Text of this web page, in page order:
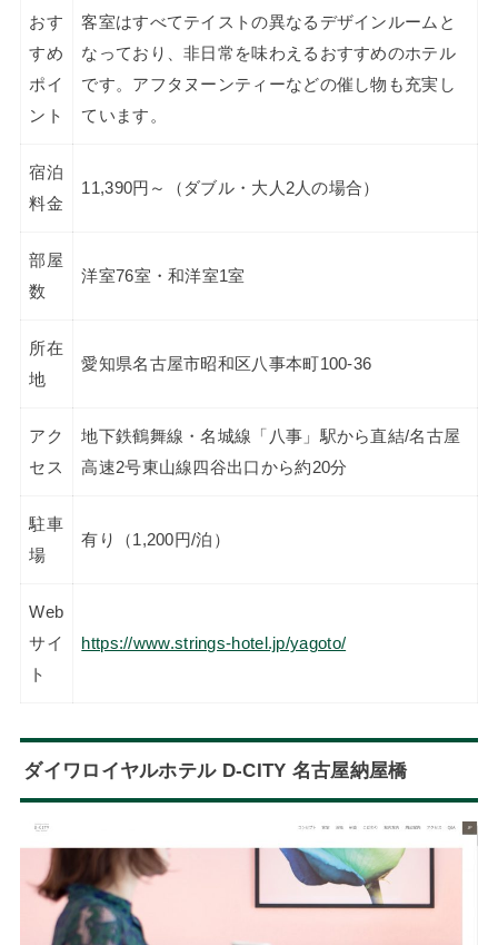
おす
すめ
ポイ
ント
客室はすべてテイストの異なるデザインルームと
なっており、非日常を味わえるおすすめのホテル
です。アフタヌーンティーなどの催し物も充実し
ています。
宿泊
料金
11,390円～（ダブル・大人2人の場合）
部屋
数
洋室76室・和洋室1室
所在
地
愛知県名古屋市昭和区八事本町100-36
アク
セス
地下鉄鶴舞線・名城線「八事」駅から直結/名古屋
高速2号東山線四谷出口から約20分
駐車
場
有り（1,200円/泊）
Web
サイ
ト
https://www.strings-hotel.jp/yagoto/
ダイワロイヤルホテル D-CITY 名古屋納屋橋